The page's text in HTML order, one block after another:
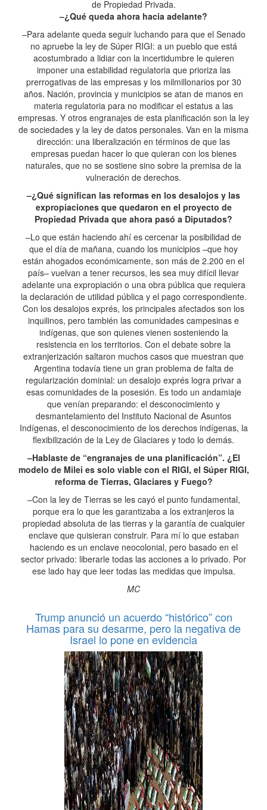
de Propiedad Privada.
–¿Qué queda ahora hacia adelante?
–Para adelante queda seguir luchando para que el Senado
no apruebe la ley de Súper RIGI: a un pueblo que está
acostumbrado a lidiar con la incertidumbre le quieren
imponer una estabilidad regulatoria que prioriza las
prerrogativas de las empresas y los milmillonarios por 30
años. Nación, provincia y municipios se atan de manos en
materia regulatoria para no modificar el estatus a las
empresas. Y otros engranajes de esta planificación son la ley
de sociedades y la ley de datos personales. Van en la misma
dirección: una liberalización en términos de que las
empresas puedan hacer lo que quieran con los bienes
naturales, que no se sostiene sino sobre la premisa de la
vulneración de derechos.
–¿Qué significan las reformas en los desalojos y las
expropiaciones que quedaron en el proyecto de
Propiedad Privada que ahora pasó a Diputados?
–Lo que están haciendo ahí es cercenar la posibilidad de
que el día de mañana, cuando los municipios –que hoy
están ahogados económicamente, son más de 2.200 en el
país– vuelvan a tener recursos, les sea muy difícil llevar
adelante una expropiación o una obra pública que requiera
la declaración de utilidad pública y el pago correspondiente.
Con los desalojos exprés, los principales afectados son los
inquilinos, pero también las comunidades campesinas e
indígenas, que son quienes vienen sosteniendo la
resistencia en los territorios. Con el debate sobre la
extranjerización saltaron muchos casos que muestran que
Argentina todavía tiene un gran problema de falta de
regularización dominial: un desalojo exprés logra privar a
esas comunidades de la posesión. Es todo un andamiaje
que venían preparando: el desconocimiento y
desmantelamiento del Instituto Nacional de Asuntos
Indígenas, el desconocimiento de los derechos indígenas, la
flexibilización de la Ley de Glaciares y todo lo demás.
–Hablaste de “engranajes de una planificación”. ¿El
modelo de Milei es solo viable con el RIGI, el Súper RIGI,
reforma de Tierras, Glaciares y Fuego?
–Con la ley de Tierras se les cayó el punto fundamental,
porque era lo que les garantizaba a los extranjeros la
propiedad absoluta de las tierras y la garantía de cualquier
enclave que quisieran construir. Para mí lo que estaban
haciendo es un enclave neocolonial, pero basado en el
sector privado: liberarle todas las acciones a lo privado. Por
ese lado hay que leer todas las medidas que impulsa.
MC
Trump anunció un acuerdo “histórico” con
Hamas para su desarme, pero la negativa de
Israel lo pone en evidencia